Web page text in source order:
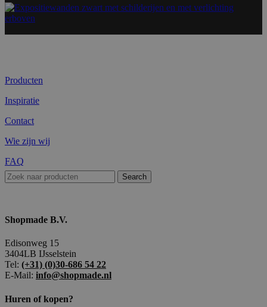
Producten
Inspiratie
Contact
Wie zijn wij
FAQ
Search
Shopmade B.V.
Edisonweg 15
3404LB IJsselstein
Tel: (+31) (0)30-686 54 22
E-Mail: info@shopmade.nl
Huren of kopen?